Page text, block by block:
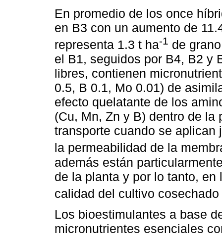
En promedio de los once
en B3 con un aumento de
representa 1.3 t ha-1 de
el B1, seguidos por B4, B2 y
libres, contienen
0.5, B 0.1, Mo 0.01) de
efecto quelatante de los
(Cu, Mn, Zn y B) dentro de
transporte cuando se
la permeabilidad de la
además están
de la planta y por lo tanto,
calidad del cultivo cosechado
Los bioestimulantes a base
micronutrientes esenciales